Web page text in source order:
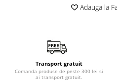
Adauga la
Transport gratuit
Comanda produse de peste 300 lei si
ai transport gratuit.